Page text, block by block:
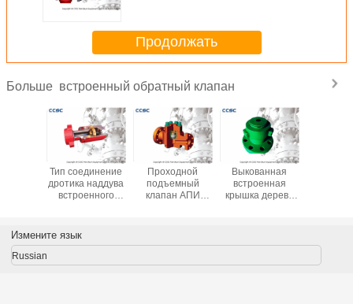
Продолжать
Больше встроенный обратный клапан
Тип соединение
дротика наддува
встроенного
конца
молотка
Проходной
подъемный
клапан АПИ
легкий для того
Выкованная
встроенная
крышка дерева
давления
Измените язык
Russian